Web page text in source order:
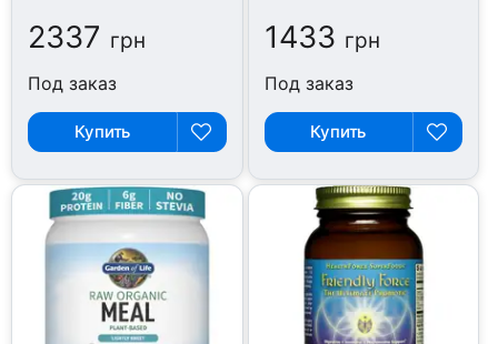
2337 грн
Под заказ
Купить
1433 грн
Под заказ
Купить